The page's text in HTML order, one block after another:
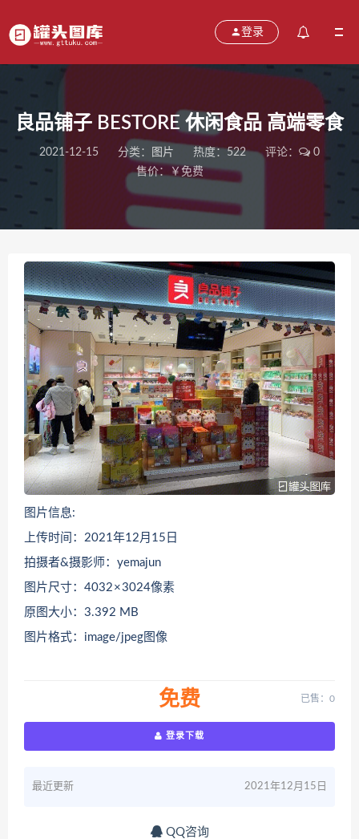
登录
良品铺子 BESTORE 休闲食品 高端零食
2021-12-15 分类： 图片 热度：522 评论：
0
售价：￥免费
图片信息:
上传时间：2021年12月15日
拍摄者&摄影师：yemajun
图片尺寸：4032 × 3024像素
原图大小：3.392 MB
图片格式：image/jpeg图像
免费 已售：0
登录下载
最近更新 2021年12月15日
QQ咨询